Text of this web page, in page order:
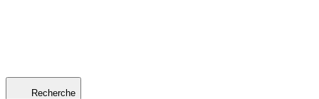
Recherche